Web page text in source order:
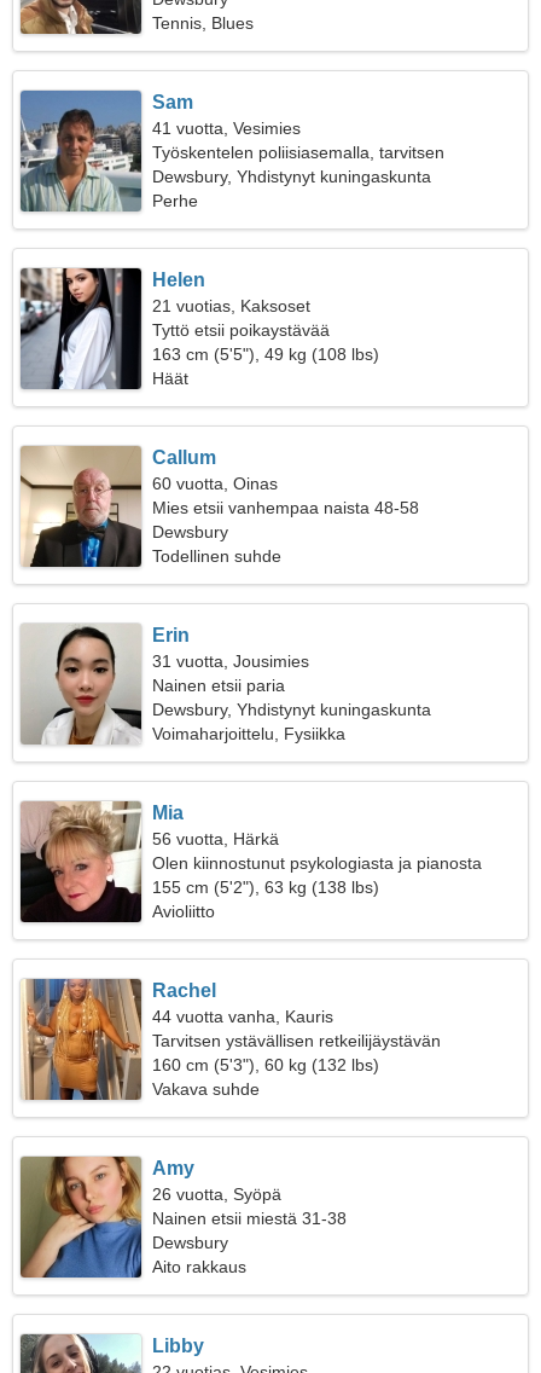
Tennis, Blues
Sam
41 vuotta, Vesimies
Työskentelen poliisiasemalla, tarvitsen
viehättävän naisen
Dewsbury, Yhdistynyt kuningaskunta
Perhe
Helen
21 vuotias, Kaksoset
Tyttö etsii poikaystävää
163 cm (5'5"), 49 kg (108 lbs)
Häät
Callum
60 vuotta, Oinas
Mies etsii vanhempaa naista 48-58
Dewsbury
Todellinen suhde
Erin
31 vuotta, Jousimies
Nainen etsii paria
Dewsbury, Yhdistynyt kuningaskunta
Voimaharjoittelu, Fysiikka
Mia
56 vuotta, Härkä
Olen kiinnostunut psykologiasta ja pianosta
155 cm (5'2"), 63 kg (138 lbs)
Avioliitto
Rachel
44 vuotta vanha, Kauris
Tarvitsen ystävällisen retkeilijäystävän
160 cm (5'3"), 60 kg (132 lbs)
Vakava suhde
Amy
26 vuotta, Syöpä
Nainen etsii miestä 31-38
Dewsbury
Aito rakkaus
Libby